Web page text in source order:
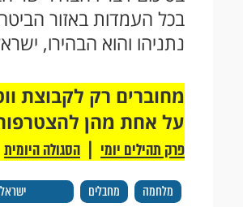
בכל העמדות באזור
נתניהו והוא הבהירו,
מלחמה מחבלים ישראל
על אחת מהן
פרק תהילים יומי | הסגולה היומית